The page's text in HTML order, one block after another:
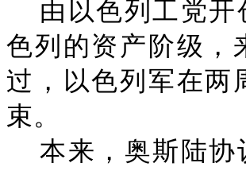
由以色列工党
色列的资产阶级，
过，以色列军在两
束。
本来，奥斯陆